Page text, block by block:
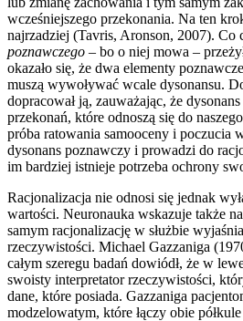
wcześniejszego przekonania. Na ten
najrzadziej (Tavris, Aronson, 2007). Co
poznawczego – bo o niej mowa –
okazało się, że dwa elementy
muszą wywoływać wcale dysonansu.
dopracował ją, zauważając, że
przekonań, które odnoszą się do
próba ratowania samooceny i poczucia
dysonans poznawczy i prowadzi do
im bardziej istnieje potrzeba ochrony
Racjonalizacja nie odnosi się jednak
wartości. Neuronauka wskazuje także
samym racjonalizację w służbie
rzeczywistości. Michael Gazzaniga
całym szeregu badań dowiódł, że w
swoisty interpretator rzeczywistości,
dane, które posiada. Gazzaniga
modzelowatym, które łączy obie